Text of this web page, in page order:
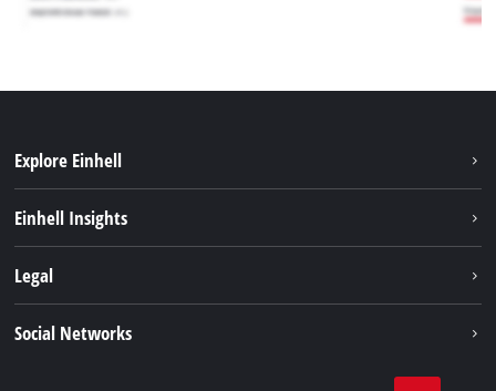
Explore Einhell
Usluge
Brushless
Einhell Insights
Einhell globalno
Legal
Social Networks